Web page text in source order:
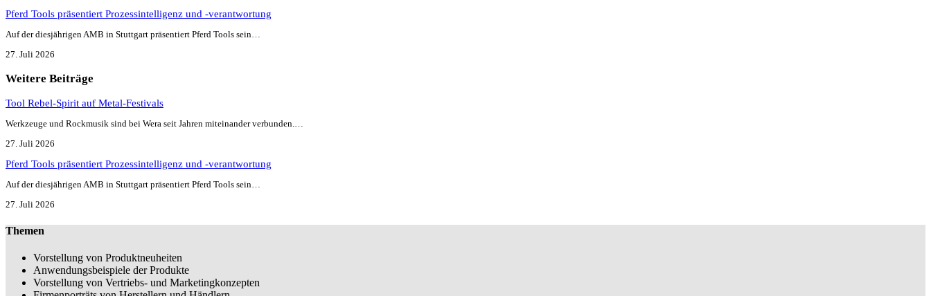
Pferd Tools präsentiert Prozessintelligenz und -verantwortung
Auf der diesjährigen AMB in Stuttgart präsentiert Pferd Tools sein…
27. Juli 2026
Weitere Beiträge
Tool Rebel-Spirit auf Metal-Festivals
Werkzeuge und Rockmusik sind bei Wera seit Jahren miteinander verbunden.…
27. Juli 2026
Pferd Tools präsentiert Prozessintelligenz und -verantwortung
Auf der diesjährigen AMB in Stuttgart präsentiert Pferd Tools sein…
27. Juli 2026
Themen
Vorstellung von Produktneuheiten
Anwendungsbeispiele der Produkte
Vorstellung von Vertriebs- und Marketingkonzepten